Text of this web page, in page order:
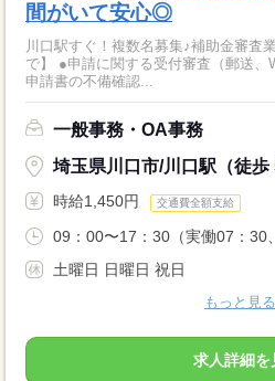
間がいて安心◎
川口駅すぐ！複数名募集♪補助金審査
で】 ●申請に関する受付審査（郵送
申請書の不備確認...
一般事務・OA事務
埼玉県川口市/川口駅（徒歩
時給1,450円 交通費全額支給
09：00〜17：30（実働07：30
土曜日 日曜日 祝日
もっと見る
求人詳細を